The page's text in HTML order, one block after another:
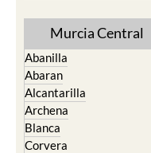
Murcia Central
Abanilla
Abaran
Alcantarilla
Archena
Blanca
Corvera